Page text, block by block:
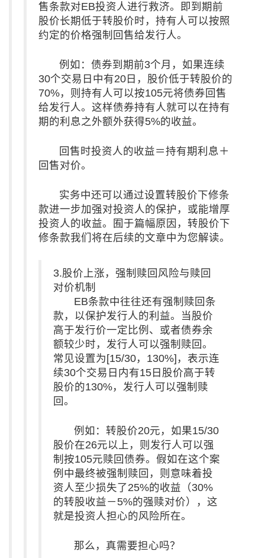
售条款对EB投资人进行救济。即到期前
股价长期低于转股价时，持有人可以按照
约定的价格强制回售给发行人。
例如：债券到期前3个月，如果连续
30个交易日中有20日，股价低于转股价的
70%，则持有人可以按105元将债券回售
给发行人。这样债券持有人就可以在持有
期的利息之外额外获得5%的收益。
回售时投资人的收益＝持有期利息＋
回售对价。
实务中还可以通过设置转股价下修条
款进一步加强对投资人的保护，或能增厚
投资人的收益。囿于篇幅原因，转股价下
修条款我们将在后续的文章中为您解读。
3.股价上涨，强制赎回风险与赎回
对价机制
EB条款中往往还有强制赎回条
款，以保护发行人的利益。当股价
高于发行价一定比例、或者债券余
额较少时，发行人可以强制赎回。
常见设置为[15/30，130%]，表示连
续30个交易日内有15日股价高于转
股价的130%，发行人可以强制赎
回。
例如：转股价20元，如果15/30
股价在26元以上，则发行人可以强
制按105元赎回债券。假如在这个案
例中最终被强制赎回，则意味着投
资人至少损失了25%的收益（30%
的转股收益－5%的强赎对价），这
就是投资人担心的风险所在。
那么，真需要担心吗？